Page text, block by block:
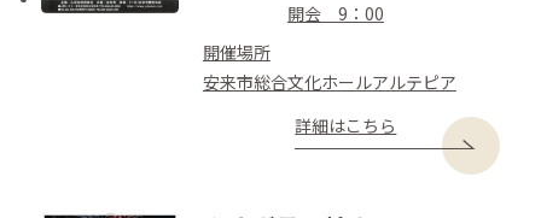
開会 9：00
開催場所
安来市総合文化ホールアルテピア
詳細はこちら